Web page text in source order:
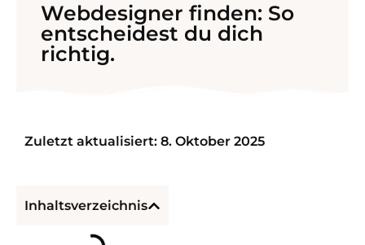
Webdesigner finden: So
entscheidest du dich
richtig.
Zuletzt aktualisiert: 8. Oktober 2025
Inhaltsverzeichnis